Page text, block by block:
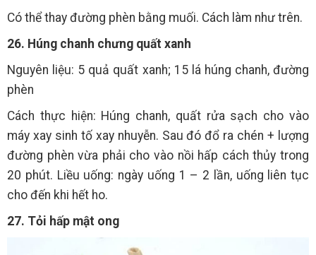
Có thể thay đường phèn bằng muối. Cách làm như trên.
26. Húng chanh chưng quất xanh
Nguyên liệu: 5 quả quất xanh; 15 lá húng chanh, đường
phèn
Cách thực hiện: Húng chanh, quất rửa sạch cho vào
máy xay sinh tố xay nhuyễn. Sau đó đổ ra chén + lượng
đường phèn vừa phải cho vào nồi hấp cách thủy trong
20 phút. Liều uống: ngày uống 1 – 2 lần, uống liên tục
cho đến khi hết ho.
27. Tỏi hấp mật ong